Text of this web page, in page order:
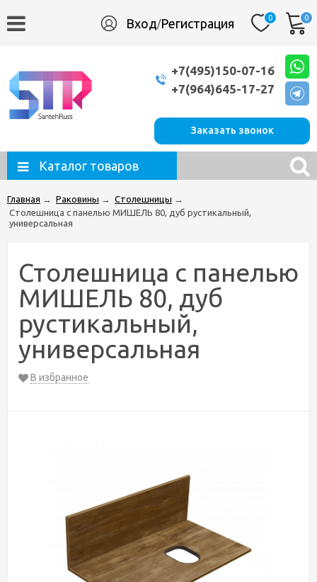
Вход/Регистрация 0 0
+7(495)150-07-16
+7(964)645-17-27
Заказать звонок
Каталог товаров
Главная → Раковины → Столешницы →
Столешница с панелью МИШЕЛЬ 80, дуб рустикальный,
универсальная
Столешница с панелью
МИШЕЛЬ 80, дуб
рустикальный,
универсальная
В избранное